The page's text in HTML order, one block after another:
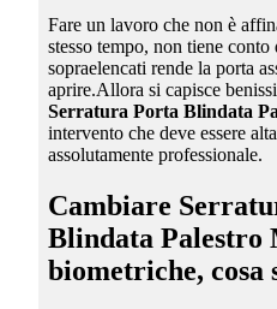
Fare un lavoro che non è
stesso tempo, non tiene
sopraelencati rende la porta
aprire.Allora si capisce
Serratura Porta Blindata
intervento che deve essere
assolutamente professionale.
Cambiare
Blindata Palestro
biometriche, cosa